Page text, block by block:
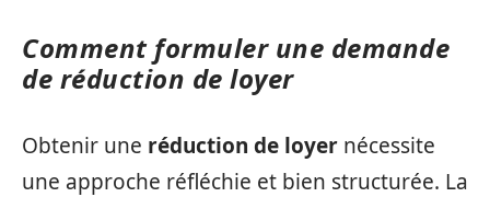
Comment formuler une demande
de réduction de loyer
Obtenir une réduction de loyer nécessite
une approche réfléchie et bien structurée. La